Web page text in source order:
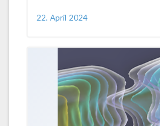
22. April 2024